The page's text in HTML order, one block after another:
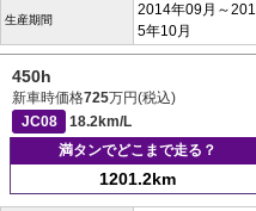
生産期間
2014年09月～201
5年10月
450h
新車時価格725万円(税込)
JC08
18.2km/L
満タンでどこまで走る？
1201.2km